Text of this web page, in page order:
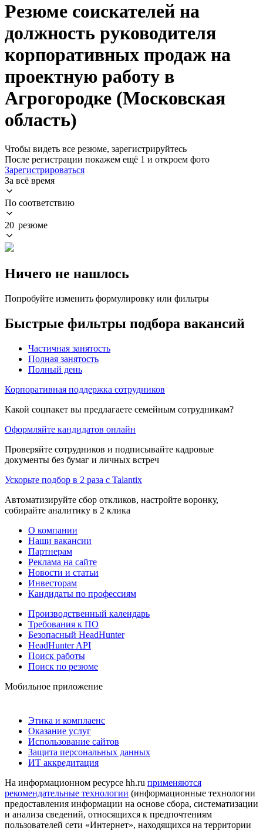
Резюме соискателей на
должность руководителя
корпоративных продаж на
проектную работу в
Агрогородке (Московская
область)
Чтобы видеть все резюме, зарегистрируйтесь
После регистрации покажем ещё 1 и откроем фото
Зарегистрироваться
За всё время
По соответствию
20 резюме
Ничего не нашлось
Попробуйте изменить формулировку или фильтры
Быстрые фильтры подбора вакансий
Частичная занятость
Полная занятость
Полный день
Корпоративная поддержка сотрудников
Какой соцпакет вы предлагаете семейным сотрудникам?
Оформляйте кандидатов онлайн
Проверяйте сотрудников и подписывайте кадровые
документы без бумаг и личных встреч
Ускорьте подбор в 2 раза с Talantix
Автоматизируйте сбор откликов, настройте воронку,
собирайте аналитику в 2 клика
О компании
Наши вакансии
Партнерам
Реклама на сайте
Новости и статьи
Инвесторам
Кандидаты по профессиям
Производственный календарь
Требования к ПО
Безопасный HeadHunter
HeadHunter API
Поиск работы
Поиск по резюме
Мобильное приложение
Этика и комплаенс
Оказание услуг
Использование сайтов
Защита персональных данных
ИТ аккредитация
На информационном ресурсе hh.ru применяются
рекомендательные технологии (информационные технологии
предоставления информации на основе сбора, систематизации
и анализа сведений, относящихся к предпочтениям
пользователей сети «Интернет», находящихся на территории